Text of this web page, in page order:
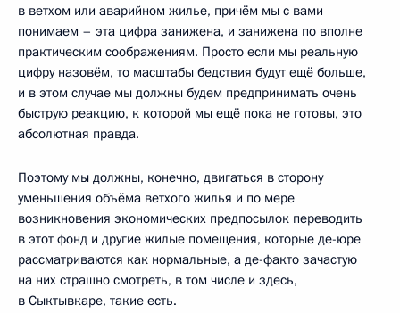
в ветхом или аварийном жилье, причём мы с вами
понимаем – эта цифра занижена, и занижена по вполне
практическим соображениям. Просто если мы реальную
цифру назовём, то масштабы бедствия будут ещё больше,
и в этом случае мы должны будем предпринимать очень
быструю реакцию, к которой мы ещё пока не готовы, это
абсолютная правда.
Поэтому мы должны, конечно, двигаться в сторону
уменьшения объёма ветхого жилья и по мере
возникновения экономических предпосылок переводить
в этот фонд и другие жилые помещения, которые де-юре
рассматриваются как нормальные, а де-факто зачастую
на них страшно смотреть, в том числе и здесь,
в Сыктывкаре, такие есть.